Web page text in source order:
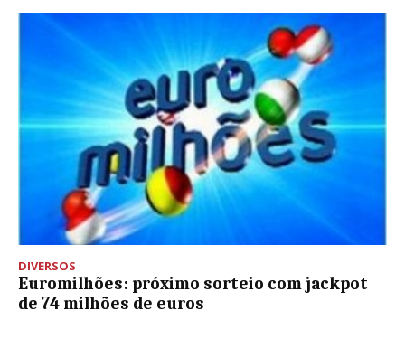
DIVERSOS
Euromilhões: próximo sorteio com jackpot
de 74 milhões de euros